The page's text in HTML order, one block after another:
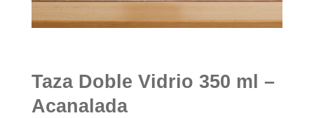
Taza Doble Vidrio 350 ml –
Acanalada